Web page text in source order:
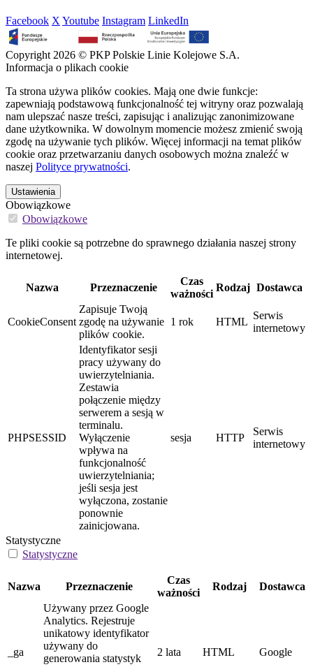
Facebook X Youtube Instagram LinkedIn
Copyright 2026 © PKP Polskie Linie Kolejowe S.A.
Informacja o plikach cookie
Ta strona używa plików cookies. Mają one dwie funkcje:
zapewniają podstawową funkcjonalność tej witryny oraz pozwalają
nam ulepszać nasze treści, zapisując i analizując zanonimizowane
dane użytkownika. W dowolnym momencie możesz zmienić swoją
zgodę na używanie tych plików. Więcej informacji na temat plików
cookie oraz przetwarzaniu danych osobowych można znaleźć w
naszej Polityce prywatności.
Ustawienia
Obowiązkowe
Obowiązkowe
Te pliki cookie są potrzebne do sprawnego działania naszej strony
internetowej.
Nazwa Przeznaczenie
Czas
ważności
Rodzaj Dostawca
CookieConsent
Zapisuje Twoją
zgodę na używanie
plików cookie.
1 rok HTML
Serwis
internetowy
PHPSESSID
Identyfikator sesji
pracy używany do
uwierzytelniania.
Zestawia
połączenie między
serwerem a sesją w
terminalu.
Wyłączenie
wpływa na
funkcjonalność
uwierzytelniania;
jeśli sesja jest
wyłączona, zostanie
ponownie
zainicjowana.
sesja HTTP
Serwis
internetowy
Statystyczne
Statystyczne
Nazwa Przeznaczenie
Czas
ważności
Rodzaj Dostawca
_ga
Używany przez Google
Analytics. Rejestruje
unikatowy identyfikator
używany do
generowania statystyk
2 lata HTML Google